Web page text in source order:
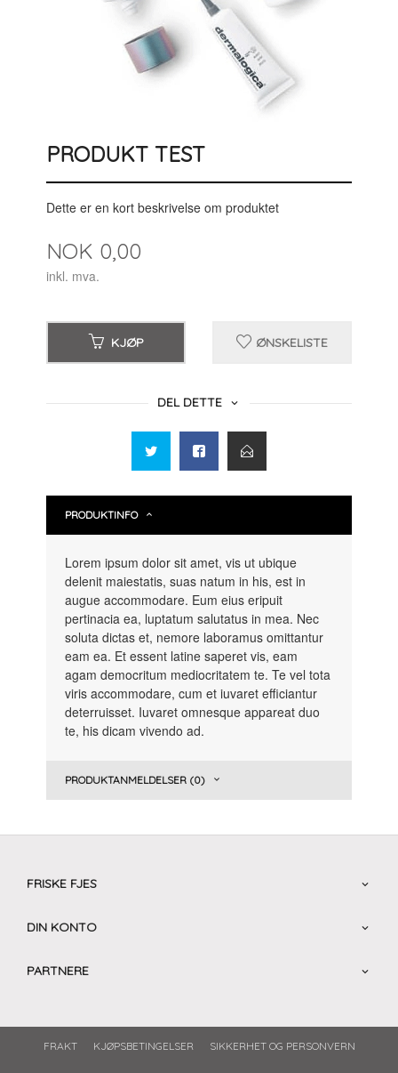
PRODUKT TEST
Dette er en kort beskrivelse om produktet
Pris
NOK 0,00
inkl. mva.
KJØP ØNSKELISTE
DEL DETTE
PRODUKTINFO
Lorem ipsum dolor sit amet, vis ut ubique
delenit maiestatis, suas natum in his, est in
augue accommodare. Eum eius eripuit
pertinacia ea, luptatum salutatus in mea. Nec
soluta dictas et, nemore laboramus omittantur
eam ea. Et essent latine saperet vis, eam
agam democritum mediocritatem te. Te vel tota
viris accommodare, cum et iuvaret efficiantur
deterruisset. Iuvaret omnesque appareat duo
te, his dicam vivendo ad.
PRODUKTANMELDELSER (0)
FRISKE FJES
DIN KONTO
PARTNERE
FRAKT KJØPSBETINGELSER SIKKERHET OG PERSONVERN